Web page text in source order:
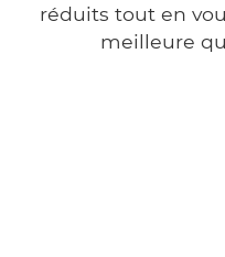
réduits tout en
meilleure